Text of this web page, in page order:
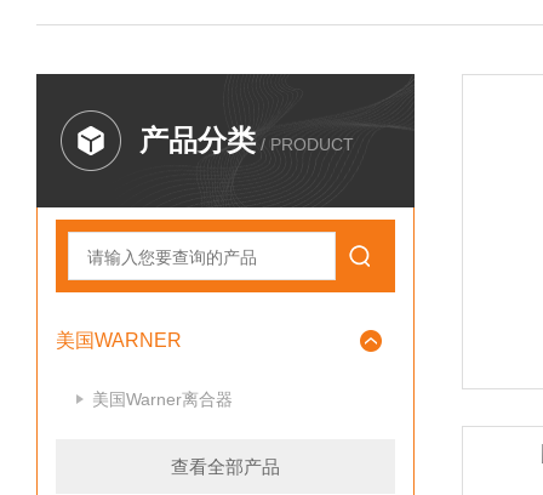
产品分类 / PRODUCT
美国WARNER
美国Warner离合器
查看全部产品